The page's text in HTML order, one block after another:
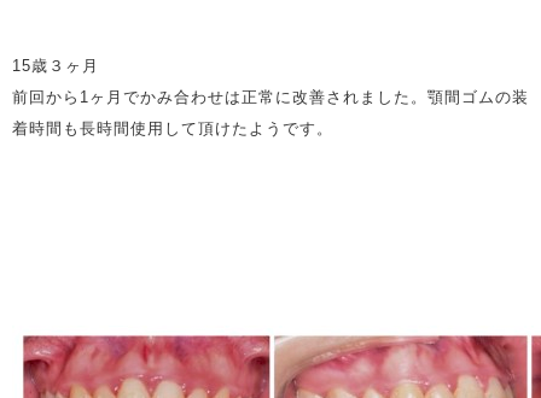
15歳３ヶ月
前回から1ヶ月でかみ合わせは正常に改善されました。顎間ゴムの装
着時間も長時間使用して頂けたようです。